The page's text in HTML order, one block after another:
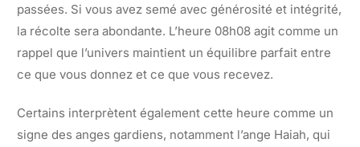
passées. Si vous avez semé avec générosité et intégrité,
la récolte sera abondante. L’heure 08h08 agit comme un
rappel que l’univers maintient un équilibre parfait entre
ce que vous donnez et ce que vous recevez.
Certains interprètent également cette heure comme un
signe des anges gardiens, notamment l’ange Haiah, qui